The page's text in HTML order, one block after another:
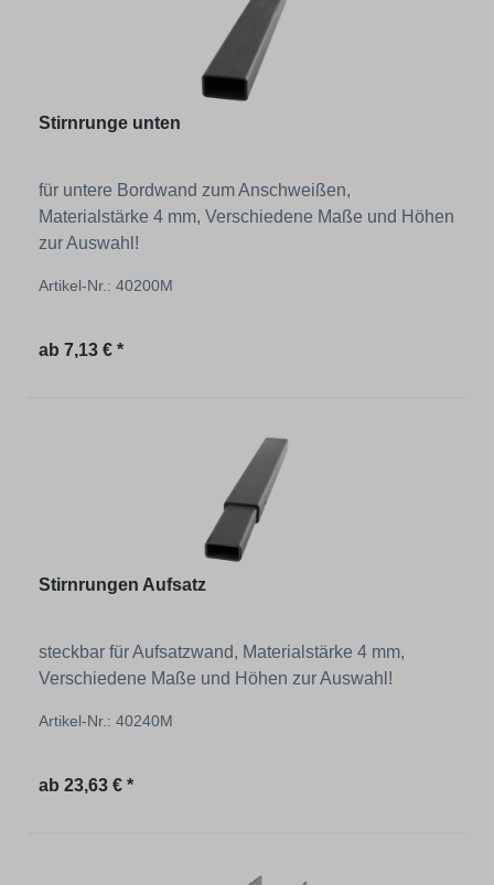
Stirnrunge unten
für untere Bordwand zum Anschweißen,
Materialstärke 4 mm, Verschiedene Maße und Höhen
zur Auswahl!
Artikel-Nr.: 40200M
Regulärer Preis:
ab 7,13 € *
Stirnrungen Aufsatz
steckbar für Aufsatzwand, Materialstärke 4 mm,
Verschiedene Maße und Höhen zur Auswahl!
Artikel-Nr.: 40240M
Regulärer Preis:
ab 23,63 € *